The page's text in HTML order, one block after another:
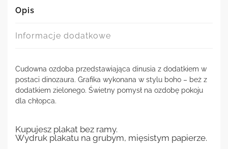
Opis
Informacje dodatkowe
Cudowna ozdoba przedstawiająca dinusia z dodatkiem w
postaci dinozaura. Grafika wykonana w stylu boho – beż z
dodatkiem zielonego. Świetny pomysł na ozdobę pokoju
dla chłopca.
Kupujesz plakat bez ramy.
Wydruk plakatu na grubym, mięsistym papierze.